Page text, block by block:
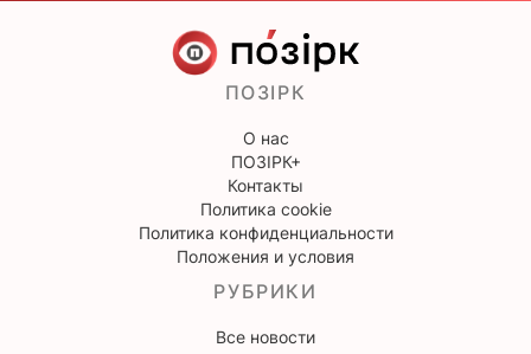
ПОЗІРК
О нас
ПОЗІРК+
Контакты
Политика cookie
Политика конфиденциальности
Положения и условия
РУБРИКИ
Все новости